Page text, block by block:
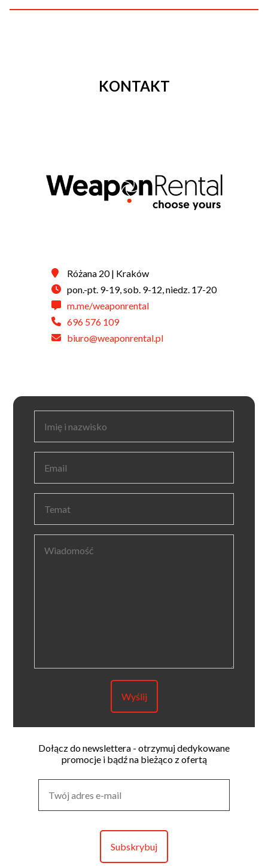
KONTAKT
Różana 20 | Kraków
pon.-pt. 9-19, sob. 9-12, niedz. 17-20
m.me/weaponrental
696 576 109
biuro@weaponrental.pl
Dołącz do newslettera - otrzymuj dedykowane
promocje i bądź na bieżąco z ofertą